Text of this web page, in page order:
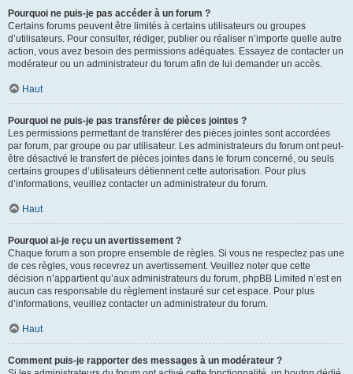
Pourquoi ne puis-je pas accéder à un forum ?
Certains forums peuvent être limités à certains utilisateurs ou groupes
d’utilisateurs. Pour consulter, rédiger, publier ou réaliser n’importe quelle autre
action, vous avez besoin des permissions adéquates. Essayez de contacter un
modérateur ou un administrateur du forum afin de lui demander un accès.
Haut
Pourquoi ne puis-je pas transférer de pièces jointes ?
Les permissions permettant de transférer des pièces jointes sont accordées
par forum, par groupe ou par utilisateur. Les administrateurs du forum ont peut-
être désactivé le transfert de pièces jointes dans le forum concerné, ou seuls
certains groupes d’utilisateurs détiennent cette autorisation. Pour plus
d’informations, veuillez contacter un administrateur du forum.
Haut
Pourquoi ai-je reçu un avertissement ?
Chaque forum a son propre ensemble de règles. Si vous ne respectez pas une
de ces règles, vous recevrez un avertissement. Veuillez noter que cette
décision n’appartient qu’aux administrateurs du forum, phpBB Limited n’est en
aucun cas responsable du règlement instauré sur cet espace. Pour plus
d’informations, veuillez contacter un administrateur du forum.
Haut
Comment puis-je rapporter des messages à un modérateur ?